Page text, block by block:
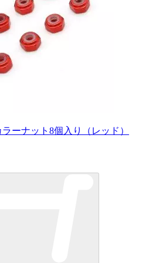
ーナット8個入り（レッド）